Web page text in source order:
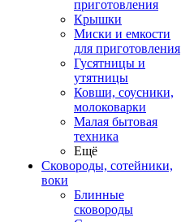
приготовления
Крышки
Миски и емкости
для приготовления
Гусятницы и
утятницы
Ковши, соусники,
молоковарки
Малая бытовая
техника
Ещё
Сковороды, сотейники,
воки
Блинные
сковороды